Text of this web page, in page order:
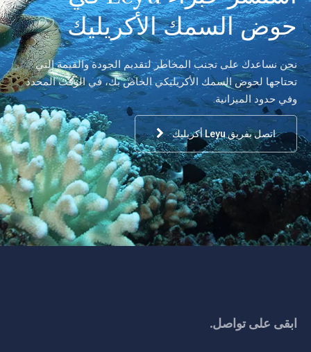
حوض السمك الأكريليك
نحن نساعدك على تجنب المخاطر لتقديم الجودة والقيمة التي
تحتاجها لحوض السمك الأكريليكي الخاص بك، في الوقت المحدد
وفي حدود الميزانية.
اتصل بفريق Leyu أكريليك
ابقى على تواصل.